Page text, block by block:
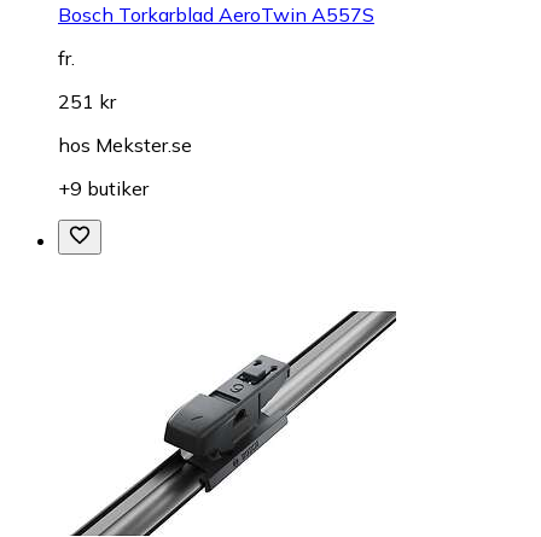
Bosch Torkarblad AeroTwin A557S
fr.
251 kr
hos Mekster.se
+9 butiker